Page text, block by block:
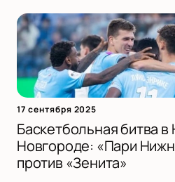
17 сентября 2025
Баскетбольная битва
Новгороде: «Пари
против «Зенита»